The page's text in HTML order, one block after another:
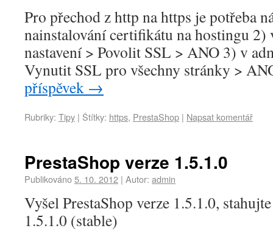
Pro přechod z http na https je potřeba
nainstalování certifikátu na hostingu
nastavení > Povolit SSL > ANO 3) v
Vynutit SSL pro všechny stránky >
příspěvek →
Rubriky: Tipy | Štítky: https, PrestaShop | Napsat komentář
PrestaShop verze 1.5.1.0
Publikováno5. 10. 2012 | Autor: admin
Vyšel PrestaShop verze 1.5.1.0,
1.5.1.0 (stable)